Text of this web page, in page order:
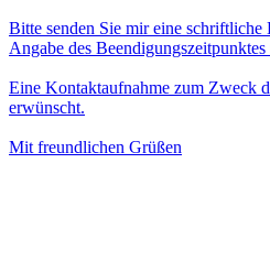
Bitte senden Sie mir eine
Angabe des Beendigungszeitpunktes
Eine Kontaktaufnahme zum Zweck
erwünscht.
Mit freundlichen Grüßen